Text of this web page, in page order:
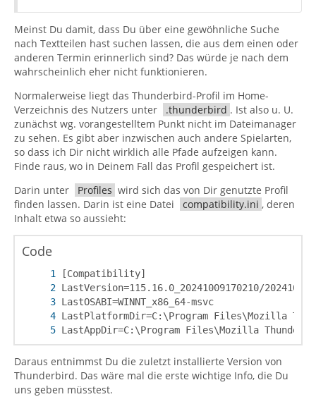
Meinst Du damit, dass Du über eine gewöhnliche Suche
nach Textteilen hast suchen lassen, die aus dem einen oder
anderen Termin erinnerlich sind? Das würde je nach dem
wahrscheinlich eher nicht funktionieren.
Normalerweise liegt das Thunderbird-Profil im Home-
Verzeichnis des Nutzers unter
.thunderbird . Ist also u. U.
zunächst wg. vorangestelltem Punkt nicht im Dateimanager
zu sehen. Es gibt aber inzwischen auch andere Spielarten,
so dass ich Dir nicht wirklich alle Pfade aufzeigen kann.
Finde raus, wo in Deinem Fall das Profil gespeichert ist.
Darin unter
Profiles wird sich das von Dir genutzte Profil
finden lassen. Darin ist eine Datei
compatibility.ini , deren
Inhalt etwa so aussieht:
Code
LastAppDir=C:\Program Files\Mozilla
Daraus entnimmst Du die zuletzt installierte Version von
Thunderbird. Das wäre mal die erste wichtige Info, die Du
uns geben müsstest.